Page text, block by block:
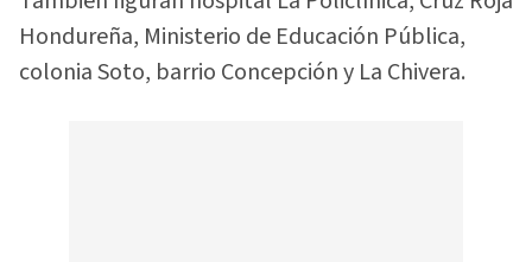
Hondureña, Ministerio de Educación Pública,
colonia Soto, barrio Concepción y La Chivera.